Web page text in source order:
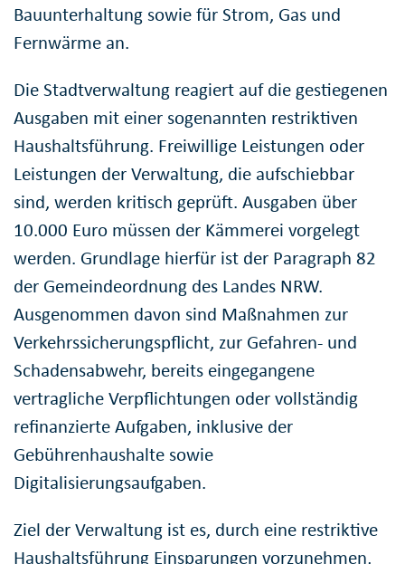
Bauunterhaltung sowie für Strom, Gas und
Fernwärme an.
Die Stadtverwaltung reagiert auf die gestiegenen
Ausgaben mit einer sogenannten restriktiven
Haushaltsführung. Freiwillige Leistungen oder
Leistungen der Verwaltung, die aufschiebbar
sind, werden kritisch geprüft. Ausgaben über
10.000 Euro müssen der Kämmerei vorgelegt
werden. Grundlage hierfür ist der Paragraph 82
der Gemeindeordnung des Landes NRW.
Ausgenommen davon sind Maßnahmen zur
Verkehrssicherungspflicht, zur Gefahren- und
Schadensabwehr, bereits eingegangene
vertragliche Verpflichtungen oder vollständig
refinanzierte Aufgaben, inklusive der
Gebührenhaushalte sowie
Digitalisierungsaufgaben.
Ziel der Verwaltung ist es, durch eine restriktive
Haushaltsführung Einsparungen vorzunehmen,